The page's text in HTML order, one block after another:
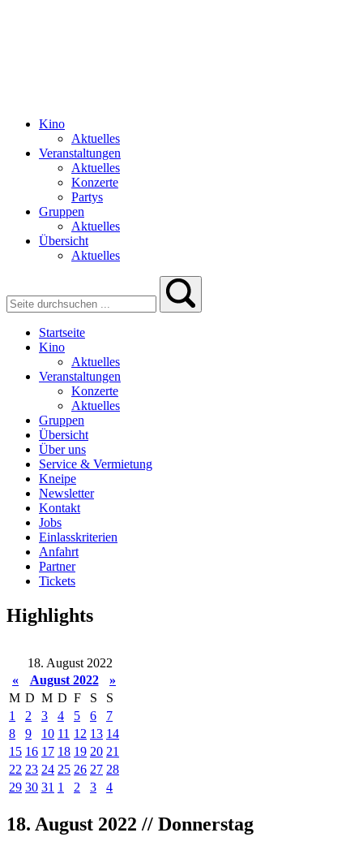
Kino
Aktuelles
Veranstaltungen
Aktuelles
Konzerte
Partys
Gruppen
Aktuelles
Übersicht
Aktuelles
Startseite
Kino
Aktuelles
Veranstaltungen
Konzerte
Aktuelles
Gruppen
Übersicht
Über uns
Service & Vermietung
Kneipe
Newsletter
Kontakt
Jobs
Einlasskriterien
Anfahrt
Partner
Tickets
Highlights
18. August 2022
«
August 2022
»
M D M D F S
S
1
2 3 4 5 6
7
8
9 10 11 12 13 14
15 16 17 18 19 20 21
22 23 24 25 26 27 28
29 30 31 1 2 3 4
18. August 2022 // Donnerstag